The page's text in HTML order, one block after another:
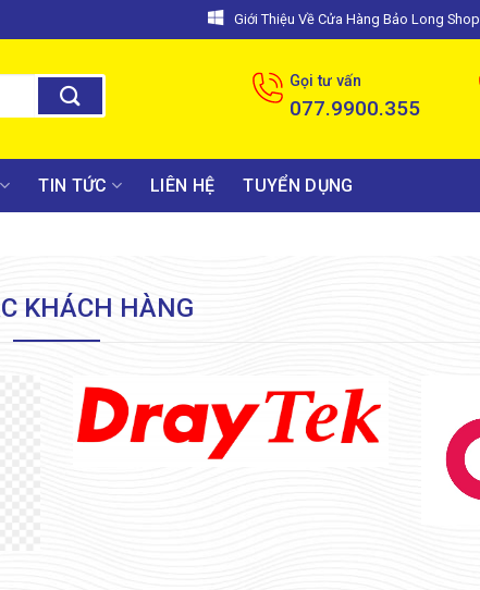
Giới Thiệu Về Cửa Hàng Bảo Long Shop
Gọi tư vấn
077.9900.355
TIN TỨC LIÊN HỆ TUYỂN DỤNG
KHÁCH HÀNG